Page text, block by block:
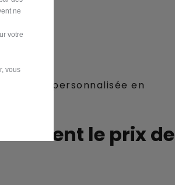
reprise personnalisée en
le prix de
ne
votre
vous